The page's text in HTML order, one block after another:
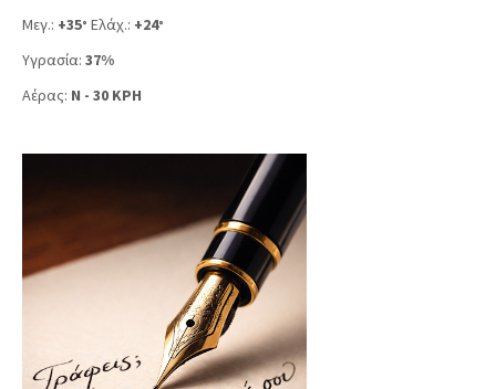
Μεγ.: +35° Ελάχ.: +24°
Υγρασία: 37%
Αέρας: N - 30 KPH